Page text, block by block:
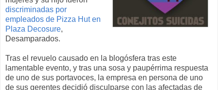
discriminadas por
empleados de Pizza Huten
Plaza Decosure,
Desamparados.
Tras el revuelo causado en la blogósfera tras este
lamentable evento, y tras una sosa y paupérrima respuesta
de uno de sus portavoces, la empresa en persona de uno
de sus gerentes decidió disculparse con las afectadas de